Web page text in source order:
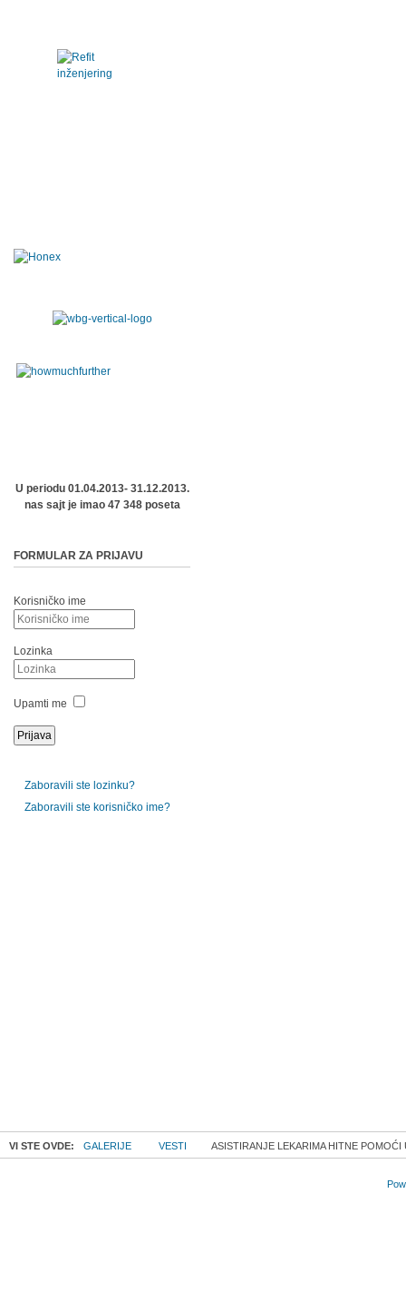
U periodu 01.04.2013- 31.12.2013.
nas sajt je imao 47 348 poseta
FORMULAR ZA PRIJAVU
Korisničko ime
Lozinka
Upamti me
Zaboravili ste lozinku?
Zaboravili ste korisničko ime?
VI STE OVDE: GALERIJE VESTI ASISTIRANJE LEKARIMA HITNE